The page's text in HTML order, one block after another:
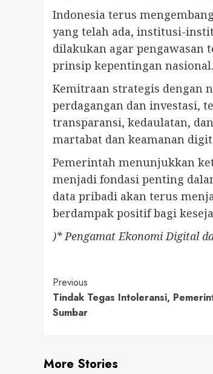
Indonesia terus
yang telah ada, institusi-
dilakukan agar pengawasan
prinsip kepentingan nasional.
Kemitraan strategis dengan
perdagangan dan investasi,
transparansi, kedaulatan,
martabat dan keamanan
Pemerintah menunjukkan
menjadi fondasi penting
data pribadi akan terus
berdampak positif bagi
)* Pengamat Ekonomi Digital
Continue
Reading
Previous
Tindak Tegas Intoleransi,
Sumbar
More Stories